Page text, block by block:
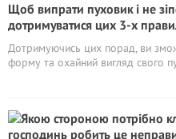
Щоб випрати пуховик і не
дотримуватися цих 3-х
Дотримуючись цих порад, ви
форму та охайний вигляд свого